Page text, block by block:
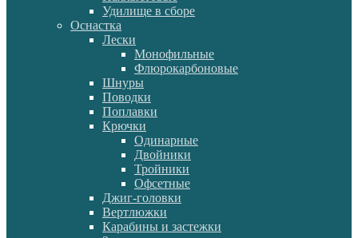
Удилище в сборе
Оснастка
Лески
Монофильные
Флюрокарбоновые
Шнуры
Поводки
Поплавки
Крючки
Одинарные
Двойники
Тройники
Офсетные
Джиг-головки
Вертлюжки
Карабины и застежки